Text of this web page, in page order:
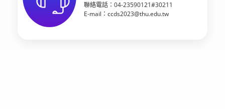
聯絡電話：04-23590121#30211
E-mail： ccds2023@thu.edu.tw